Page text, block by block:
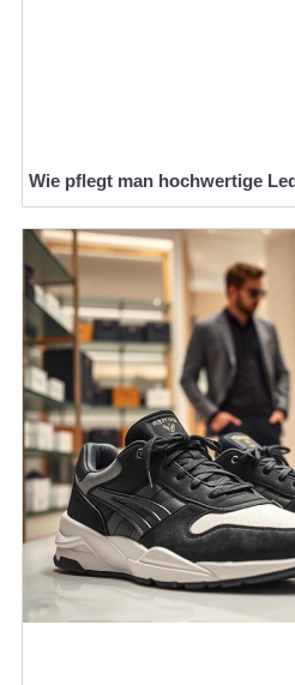
Wie pflegt man hochwertige